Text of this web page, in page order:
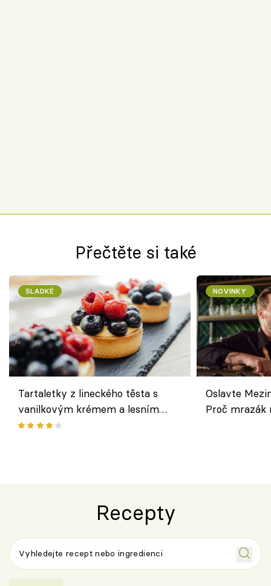
Přečtěte si také
SLADKÉ
Tartaletky z lineckého těsta s
vanilkovým krémem a lesním
ovocem podle Bread Society
NOVINKY
Oslavte
Proč
Recepty